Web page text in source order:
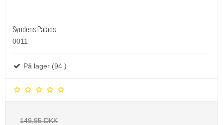
Syndens Palads
0011
På lager (94 )
149,95 DKK